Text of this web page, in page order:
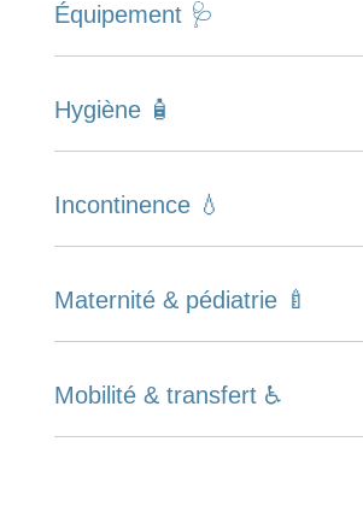
Équipement 🩺
Hygiène 🧴
Incontinence 💧
Maternité & pédiatrie 🍼
Mobilité & transfert ♿